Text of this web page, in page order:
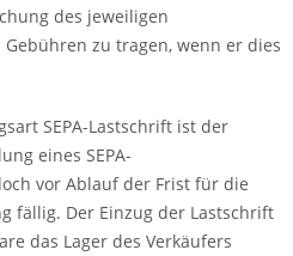
des jeweiligen
zu tragen, wenn er dies
SEPA-Lastschrift ist der
eines SEPA-
vor Ablauf der Frist für die
fällig. Der Einzug der Lastschrift
das Lager des Verkäufers